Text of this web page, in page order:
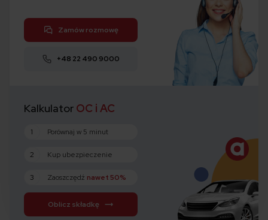
Zamów rozmowę
+48 22 490 9000
Kalkulator OC i AC
1 Porównaj w 5 minut
2 Kup ubezpieczenie
3 Zaoszczędź nawet 50%
Oblicz składkę